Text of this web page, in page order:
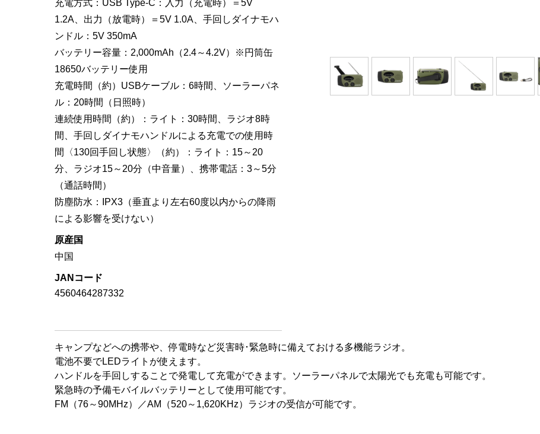
充電方式：USB Type-C：入力（充電時）＝5V
1.2A、出力（放電時）＝5V 1.0A、手回しダイナモハ
ンドル：5V 350mA
バッテリー容量：2,000mAh（2.4～4.2V）※円筒缶
18650バッテリー使用
充電時間（約）USBケーブル：6時間、ソーラーパネ
ル：20時間（日照時）
連続使用時間（約）：ライト：30時間、ラジオ8時
間、手回しダイナモハンドルによる充電での使用時
間〈130回手回し状態〉（約）：ライト：15～20
分、ラジオ15～20分（中音量）、携帯電話：3～5分
（通話時間）
防塵防水：IPX3（垂直より左右60度以内からの降雨
による影響を受けない）
原産国
中国
JANコード
4560464287332
キャンプなどへの携帯や、停電時など災害時･緊急時に備えておける多機能ラジオ。
電池不要でLEDライトが使えます。
ハンドルを手回しすることで発電して充電ができます。ソーラーパネルで太陽光でも充電も可能です。
緊急時の予備モバイルバッテリーとして使用可能です。
FM（76～90MHz）／AM（520～1,620KHz）ラジオの受信が可能です。